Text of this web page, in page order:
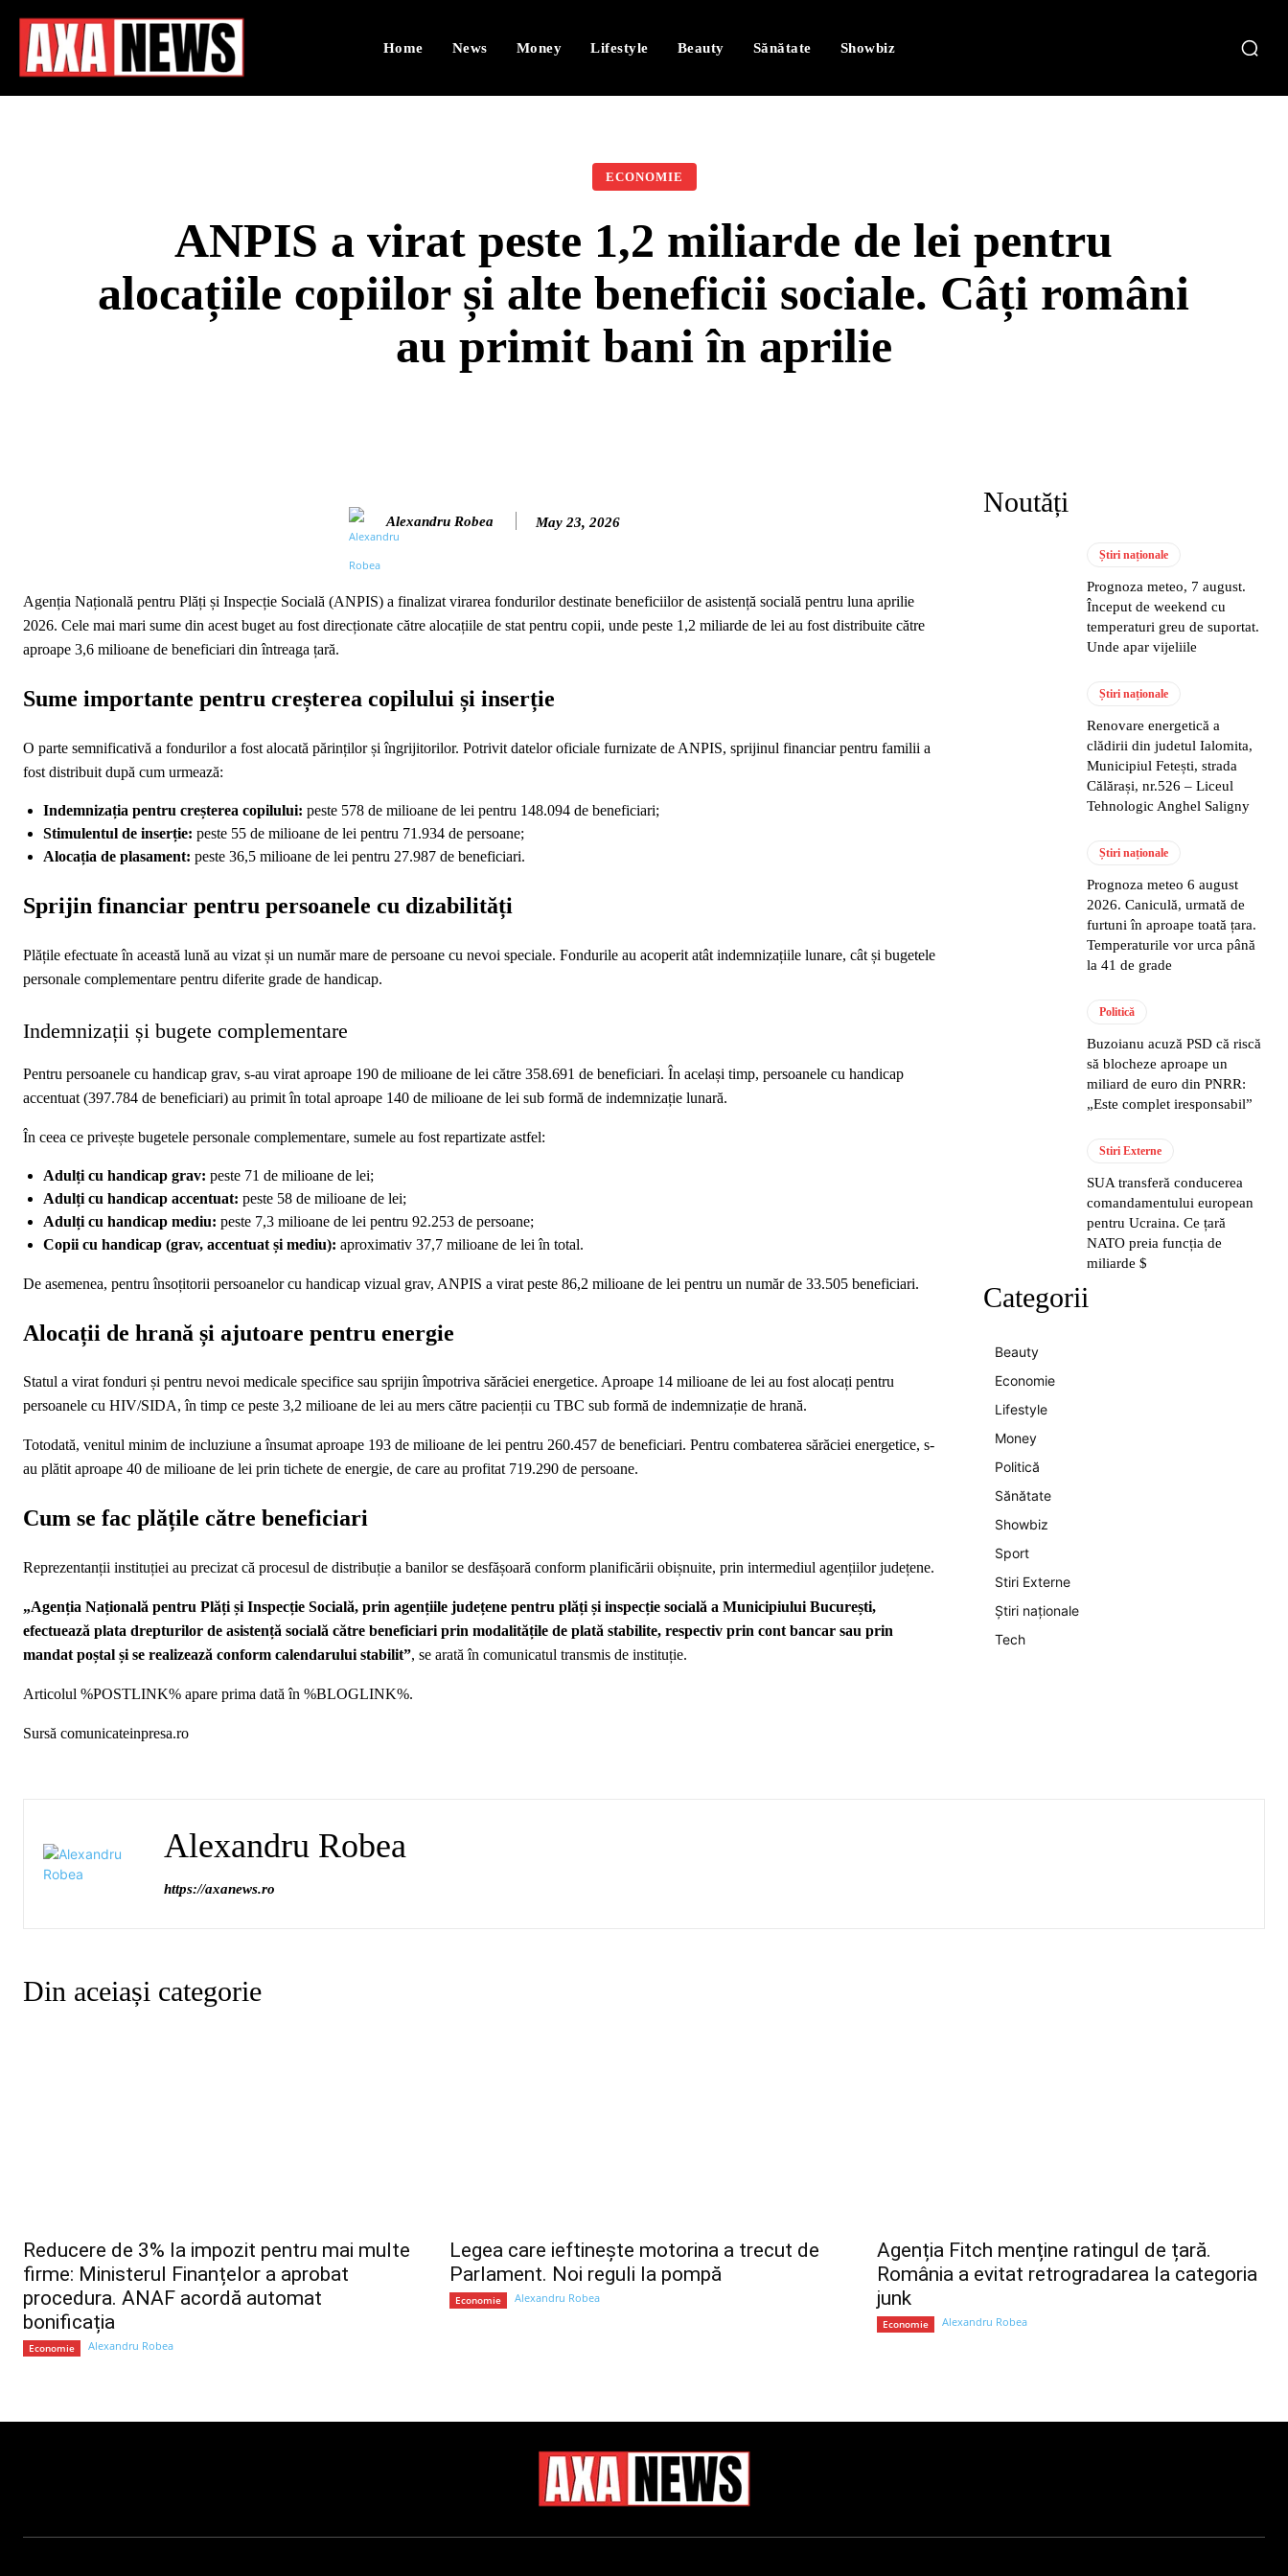
Home News Money Lifestyle Beauty Sănătate Showbiz
ECONOMIE
ANPIS a virat peste 1,2 miliarde de lei pentru
alocațiile copiilor și alte beneficii sociale. Câți români
au primit bani în aprilie
Alexandru Robea May 23, 2026
Agenția Națională pentru Plăți și Inspecție Socială (ANPIS) a finalizat virarea fondurilor destinate beneficiilor de asistență socială pentru luna aprilie
2026. Cele mai mari sume din acest buget au fost direcționate către alocațiile de stat pentru copii, unde peste 1,2 miliarde de lei au fost distribuite către
aproape 3,6 milioane de beneficiari din întreaga țară.
Sume importante pentru creșterea copilului și inserție
O parte semnificativă a fondurilor a fost alocată părinților și îngrijitorilor. Potrivit datelor oficiale furnizate de ANPIS, sprijinul financiar pentru familii a
fost distribuit după cum urmează:
Indemnizația pentru creșterea copilului: peste 578 de milioane de lei pentru 148.094 de beneficiari;
Stimulentul de inserție: peste 55 de milioane de lei pentru 71.934 de persoane;
Alocația de plasament: peste 36,5 milioane de lei pentru 27.987 de beneficiari.
Sprijin financiar pentru persoanele cu dizabilități
Plățile efectuate în această lună au vizat și un număr mare de persoane cu nevoi speciale. Fondurile au acoperit atât indemnizațiile lunare, cât și bugetele
personale complementare pentru diferite grade de handicap.
Indemnizații și bugete complementare
Pentru persoanele cu handicap grav, s-au virat aproape 190 de milioane de lei către 358.691 de beneficiari. În același timp, persoanele cu handicap
accentuat (397.784 de beneficiari) au primit în total aproape 140 de milioane de lei sub formă de indemnizație lunară.
În ceea ce privește bugetele personale complementare, sumele au fost repartizate astfel:
Adulți cu handicap grav: peste 71 de milioane de lei;
Adulți cu handicap accentuat: peste 58 de milioane de lei;
Adulți cu handicap mediu: peste 7,3 milioane de lei pentru 92.253 de persoane;
Copii cu handicap (grav, accentuat și mediu): aproximativ 37,7 milioane de lei în total.
De asemenea, pentru însoțitorii persoanelor cu handicap vizual grav, ANPIS a virat peste 86,2 milioane de lei pentru un număr de 33.505 beneficiari.
Alocații de hrană și ajutoare pentru energie
Statul a virat fonduri și pentru nevoi medicale specifice sau sprijin împotriva sărăciei energetice. Aproape 14 milioane de lei au fost alocați pentru
persoanele cu HIV/SIDA, în timp ce peste 3,2 milioane de lei au mers către pacienții cu TBC sub formă de indemnizație de hrană.
Totodată, venitul minim de incluziune a însumat aproape 193 de milioane de lei pentru 260.457 de beneficiari. Pentru combaterea sărăciei energetice, s-
au plătit aproape 40 de milioane de lei prin tichete de energie, de care au profitat 719.290 de persoane.
Cum se fac plățile către beneficiari
Reprezentanții instituției au precizat că procesul de distribuție a banilor se desfășoară conform planificării obișnuite, prin intermediul agențiilor județene.
„Agenția Națională pentru Plăți și Inspecție Socială, prin agențiile județene pentru plăți și inspecție socială a Municipiului București,
efectuează plata drepturilor de asistență socială către beneficiari prin modalitățile de plată stabilite, respectiv prin cont bancar sau prin
mandat poștal și se realizează conform calendarului stabilit”, se arată în comunicatul transmis de instituție.
Articolul %POSTLINK% apare prima dată în %BLOGLINK%.
Sursă comunicateinpresa.ro
Noutăți
Știri naționale
Prognoza meteo, 7 august.
Început de weekend cu
temperaturi greu de suportat.
Unde apar vijeliile
Știri naționale
Renovare energetică a
clădirii din judetul Ialomita,
Municipiul Fetești, strada
Călărași, nr.526 – Liceul
Tehnologic Anghel Saligny
Știri naționale
Prognoza meteo 6 august
2026. Caniculă, urmată de
furtuni în aproape toată țara.
Temperaturile vor urca până
la 41 de grade
Politică
Buzoianu acuză PSD că riscă
să blocheze aproape un
miliard de euro din PNRR:
„Este complet iresponsabil”
Stiri Externe
SUA transferă conducerea
comandamentului european
pentru Ucraina. Ce țară
NATO preia funcția de
miliarde $
Categorii
Beauty
Economie
Lifestyle
Money
Politică
Sănătate
Showbiz
Sport
Stiri Externe
Știri naționale
Tech
Alexandru Robea
https://axanews.ro
Din aceiași categorie
Reducere de 3% la impozit pentru mai multe
firme: Ministerul Finanțelor a aprobat
procedura. ANAF acordă automat
bonificația
Economie Alexandru Robea
Legea care ieftinește motorina a trecut de
Parlament. Noi reguli la pompă
Economie Alexandru Robea
Agenția Fitch menține ratingul de țară.
România a evitat retrogradarea la categoria
junk
Economie Alexandru Robea